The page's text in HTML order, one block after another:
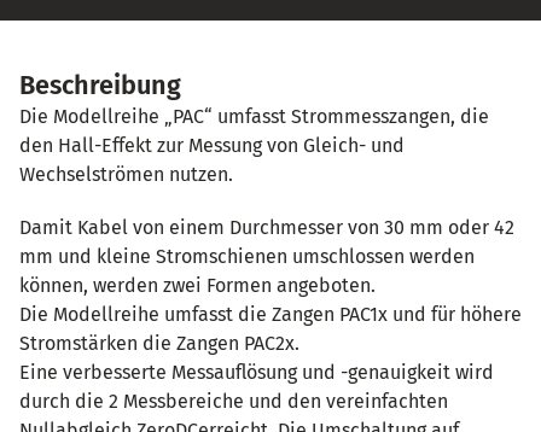
Beschreibung
Die Modellreihe „PAC“ umfasst Strommesszangen, die
den Hall-Effekt zur Messung von Gleich- und
Wechselströmen nutzen.
Damit Kabel von einem Durchmesser von 30 mm oder 42
mm und kleine Stromschienen umschlossen werden
können, werden zwei Formen angeboten.
Die Modellreihe umfasst die Zangen PAC1x und für höhere
Stromstärken die Zangen PAC2x.
Eine verbesserte Messauflösung und -genauigkeit wird
durch die 2 Messbereiche und den vereinfachten